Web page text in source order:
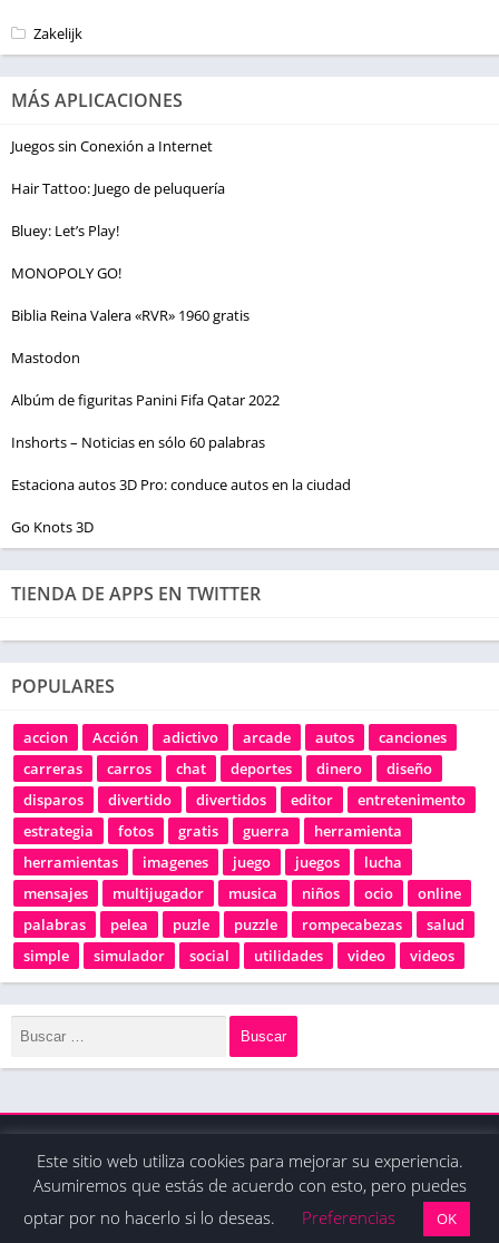
Zakelijk
MÁS APLICACIONES
Juegos sin Conexión a Internet
Hair Tattoo: Juego de peluquería
Bluey: Let’s Play!
MONOPOLY GO!
Biblia Reina Valera «RVR» 1960 gratis
Mastodon
Albúm de figuritas Panini Fifa Qatar 2022
Inshorts – Noticias en sólo 60 palabras
Estaciona autos 3D Pro: conduce autos en la ciudad
Go Knots 3D
TIENDA DE APPS EN TWITTER
POPULARES
accion Acción adictivo arcade autos
canciones
carreras
carros chat deportes dinero
diseño
disparos
divertido divertidos editor
entretenimento
estrategia
fotos gratis guerra
herramienta
herramientas
imagenes juego juegos
lucha
mensajes
multijugador musica niños ocio
online
palabras
pelea puzle puzzle rompecabezas
salud
simple
simulador social utilidades video videos
© 2020 - Derechos reservados / La tienda de apps
Este sitio web utiliza cookies para mejorar su experiencia.
Asumiremos que estás de acuerdo con esto, pero puedes
optar por no hacerlo si lo deseas.
Preferencias OK